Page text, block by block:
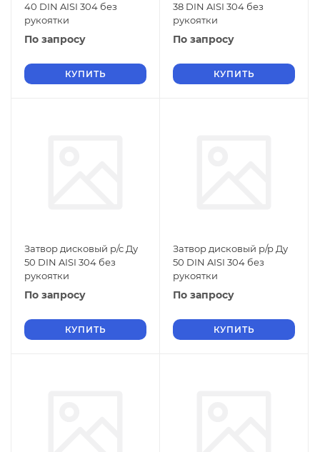
40 DIN AISI 304 без
рукоятки
По запросу
КУПИТЬ
38 DIN AISI 304 без
рукоятки
По запросу
КУПИТЬ
Затвор дисковый р/с Ду
50 DIN AISI 304 без
рукоятки
По запросу
КУПИТЬ
Затвор дисковый р/р Ду
50 DIN AISI 304 без
рукоятки
По запросу
КУПИТЬ